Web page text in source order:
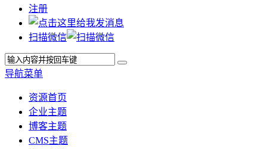
注册
扫描微信
导航菜单
资源首页
企业主题
博客主题
CMS主题